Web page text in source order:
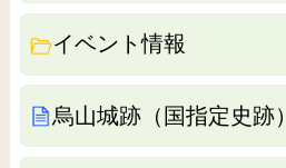
イベント情報
烏山城跡（国指定史跡）